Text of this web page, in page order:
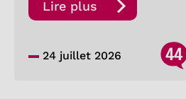
Lire plus
24 juillet 2026 44